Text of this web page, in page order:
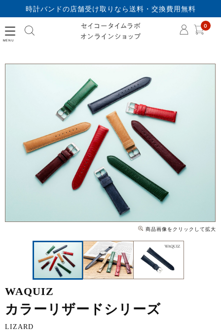
時計バンドの店舗受け取りなら送料・交換費用無料
セイコータイムラボオ
0
商品画像をクリックして拡大
WAQUIZ
カラーリザードシリーズ
LIZARD